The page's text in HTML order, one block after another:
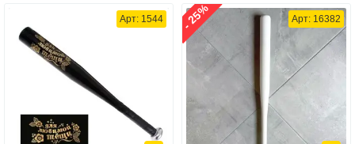
Арт: 1544 Арт: 16382
- 25%